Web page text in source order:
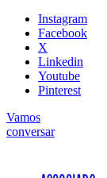
Instagram
Facebook
X
Linkedin
Youtube
Pinterest
Vamos
conversar